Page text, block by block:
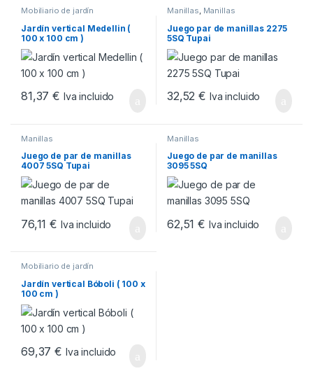
Mobiliario de jardín
Jardín vertical Medellin (
100 x 100 cm )
81,37€ Iva incluido
Manillas, Manillas
Juego par de manillas 2275
5SQ Tupai
32,52€ Iva incluido
Manillas
Juego de par de manillas
4007 5SQ Tupai
76,11€ Iva incluido
Manillas
Juego de par de manillas
3095 5SQ
62,51€ Iva incluido
Mobiliario de jardín
Jardín vertical Bóboli ( 100 x
100 cm )
69,37€ Iva incluido